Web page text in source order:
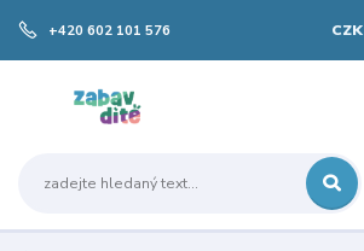
CZK
+420 602 101 576